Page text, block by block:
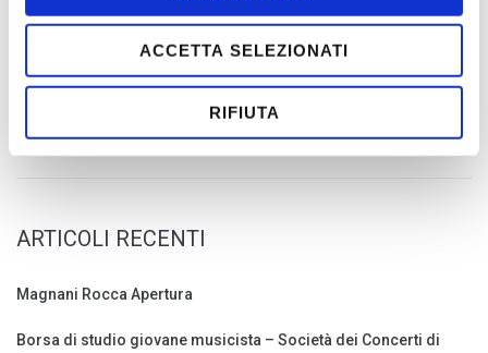
ACCETTA SELEZIONATI
RIFIUTA
Devi essereconnessoper inviare un commento.
ARTICOLI RECENTI
Magnani Rocca Apertura
Borsa di studio giovane musicista – Società dei Concerti di